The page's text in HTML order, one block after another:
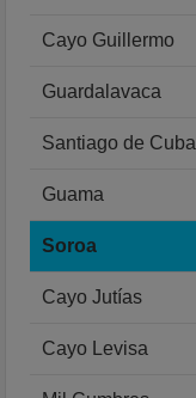
Cayo Guillermo
Guardalavaca
Santiago de Cuba
Guama
Soroa
Cayo Jutías
Cayo Levisa